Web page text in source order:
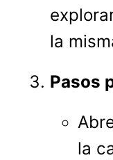
la
Pasos
la